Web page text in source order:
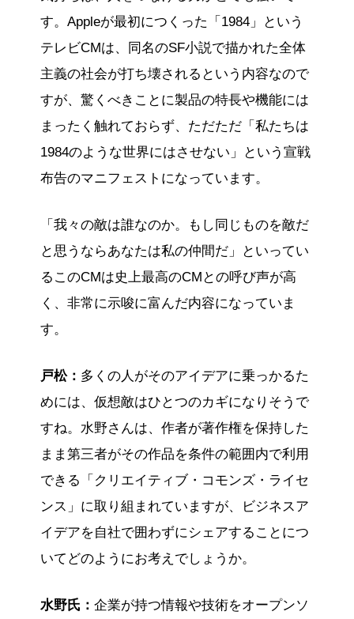
す。Appleが最初につくった「1984」という
テレビCMは、同名のSF小説で描かれた全体
主義の社会が打ち壊されるという内容なので
すが、驚くべきことに製品の特長や機能には
まったく触れておらず、ただただ「私たちは
1984のような世界にはさせない」という宣戦
布告のマニフェストになっています。
「我々の敵は誰なのか。もし同じものを敵だ
と思うならあなたは私の仲間だ」といってい
るこのCMは史上最高のCMとの呼び声が高
く、非常に示唆に富んだ内容になっていま
す。
戸松： 多くの人がそのアイデアに乗っかるた
めには、仮想敵はひとつのカギになりそうで
すね。水野さんは、作者が著作権を保持した
まま第三者がその作品を条件の範囲内で利用
できる「クリエイティブ・コモンズ・ライセ
ンス」に取り組まれていますが、ビジネスア
イデアを自社で囲わずにシェアすることにつ
いてどのようにお考えでしょうか。
水野氏： 企業が持つ情報や技術をオープンソ